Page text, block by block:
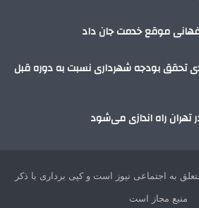
موقع خدمت جان داد
حدود ۴۳ درصدی تحقق بودجه شهرداری نسبت به دوره قبل
تهران راه اندازی می‌شود
به اجتماعی نیوز است و کپی برداری با ذکر
منبع مجاز است